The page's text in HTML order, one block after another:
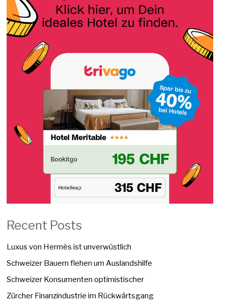
Recent Posts
Luxus von Hermès ist unverwüstlich
Schweizer Bauern flehen um Auslandshilfe
Schweizer Konsumenten optimistischer
Zürcher Finanzindustrie im Rückwärtsgang